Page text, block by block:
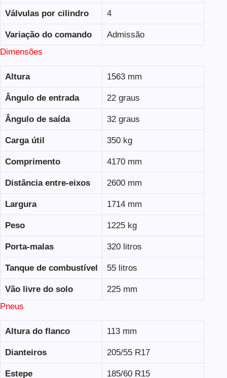
Válvulas por cilindro 4
Variação do comando
Admissão
Dimensões
Altura 1563 mm
Ângulo de entrada 22 graus
Ângulo de saída 32 graus
Carga útil 350 kg
Comprimento 4170 mm
Distância entre-eixos 2600 mm
Largura 1714 mm
Peso 1225 kg
Porta-malas 320 litros
Tanque de combustível 55 litros
Vão livre do solo
225 mm
Pneus
Altura do flanco 113 mm
Dianteiros 205/55 R17
Estepe 185/60 R15